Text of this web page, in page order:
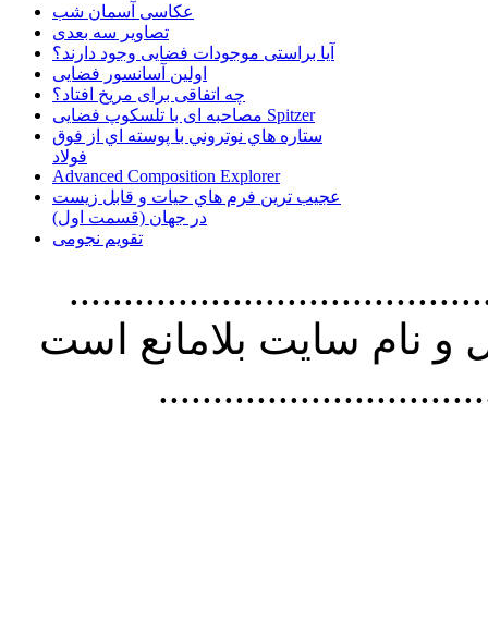
عکاسی آسمان شب
تصاویر سه بعدی
آیا براستی موجودات فضایی وجود دارند؟
اولین آسانسور فضایی
چه اتفاقی برای مریخ افتاد؟
مصاحبه ای با تلسکوپ فضایی Spitzer
ستاره هاي نوتروني با پوسته اي از فوق
فولاد
Advanced Composition Explorer
عجیب ترین فرم هاي حيات و قابل زيست
در جهان (قسمت اول)
تقویم نجومی
استفاده از
نام سايت بلامانع است